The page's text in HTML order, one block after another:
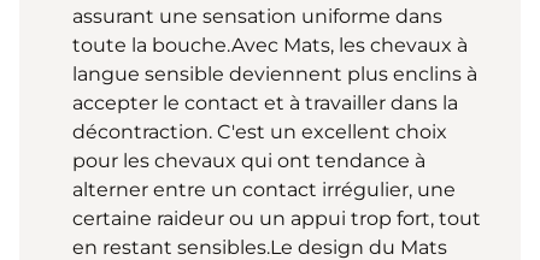
assurant une sensation uniforme dans
toute la bouche.Avec Mats, les chevaux à
langue sensible deviennent plus enclins à
accepter le contact et à travailler dans la
décontraction. C'est un excellent choix
pour les chevaux qui ont tendance à
alterner entre un contact irrégulier, une
certaine raideur ou un appui trop fort, tout
en restant sensibles.Le design du Mats